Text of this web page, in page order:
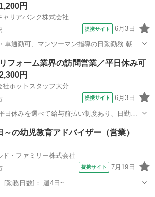
付け...
円
ャリアバンク株式会社
提携サイト 6月3日
通勤可、マンツーマン指導の日勤勤務 朝日
年4月に 大分朝日放送の資本参加を受け、 九
メディア系の派遣会社です。 現在は、
駅
フォーム業界の訪問営業／平日休み可
円
社ホットスタッフ大分
提携サイト 6月3日
休みを選べて給与前払い制度あり、日勤で
容】 —————☆お仕事
(*...
～の幼児教育アドバイザー（営業）
ド・ファミリー株式会社
提携サイト 7月19日